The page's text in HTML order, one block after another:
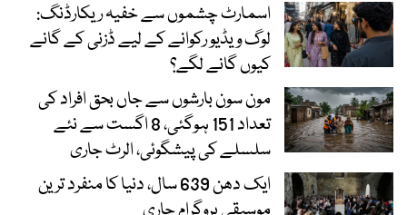
اسمارٹ چشموں سے خفیہ ریکارڈنگ:
لوگ ویڈیو رکوانے کے لیے ڈزنی کے گانے
کیوں گانے لگے؟
مون سون بارشوں سے جاں بحق افراد کی
تعداد 151 ہوگئی، 8 اگست سے نئے
سلسلے کی پیشگوئی، الرٹ جاری
ایک دھن 639 سال، دنیا کا منفرد ترین